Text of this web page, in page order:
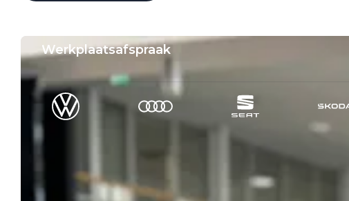
Werkplaatsafspraak